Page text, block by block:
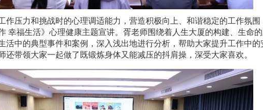
作压力和挑战时的心理调适能力，营造积极向上、和谐稳定的工作氛
幸福生活》心理健康主题宣讲。 胥老师围绕着人生大厦的构建、生命
活中的典型事件和案例，深入浅出地进行分析，帮助大家提升工作中
还带领大家一起做了既锻炼身体又能减压的抖肩操， 深受大家喜欢。